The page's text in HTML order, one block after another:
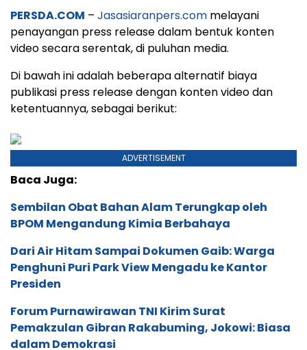
PERSDA.COM – Jasasiaranpers.com melayani
penayangan press release dalam bentuk konten
video secara serentak, di puluhan media.
Di bawah ini adalah beberapa alternatif biaya
publikasi press release dengan konten video dan
ketentuannya, sebagai berikut:
ADVERTISEMENT
Baca Juga:
Sembilan Obat Bahan Alam Terungkap oleh
BPOM Mengandung Kimia Berbahaya
Dari Air Hitam Sampai Dokumen Gaib: Warga
Penghuni Puri Park View Mengadu ke Kantor
Presiden
Forum Purnawirawan TNI Kirim Surat
Pemakzulan Gibran Rakabuming, Jokowi: Biasa
dalam Demokrasi